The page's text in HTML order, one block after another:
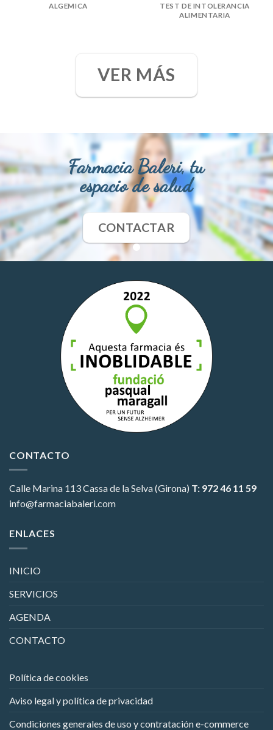
ALGEMICA
TEST DE INTOLERANCIA
ALIMENTARIA
VER MÁS
Farmacia Baleri, tu
espacio de salud
CONTACTAR
CONTACTO
Calle Marina 113Cassa de la Selva (Girona) T: 972 46 11 59
info@farmaciabaleri.com
ENLACES
INICIO
SERVICIOS
AGENDA
CONTACTO
Política de cookies
Aviso legal y política de privacidad
Condiciones generales de uso y contratación e-commerce